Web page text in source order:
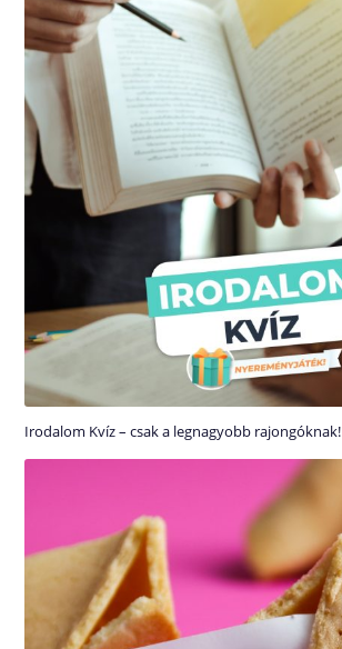
Irodalom Kvíz – csak a legnagyobb rajongóknak!